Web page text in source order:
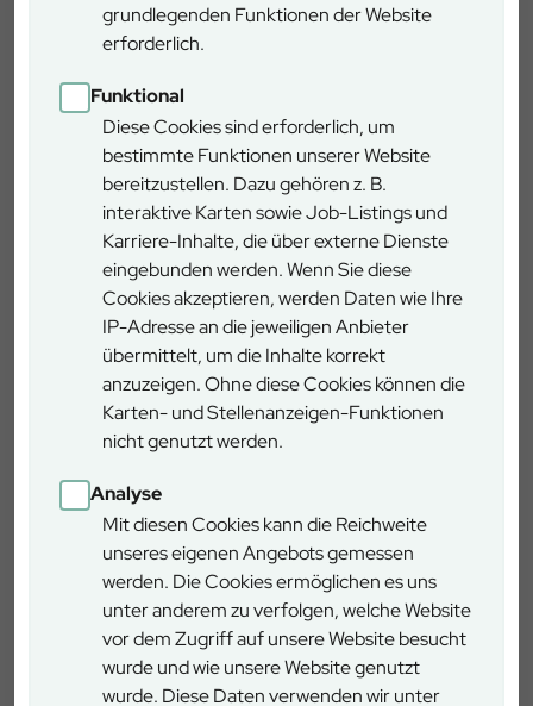
grundlegenden Funktionen der Website
erforderlich.
Funktional
Diese Cookies sind erforderlich, um
bestimmte Funktionen unserer Website
bereitzustellen. Dazu gehören z. B.
interaktive Karten sowie Job-Listings und
Karriere-Inhalte, die über externe Dienste
eingebunden werden. Wenn Sie diese
Cookies akzeptieren, werden Daten wie Ihre
IP-Adresse an die jeweiligen Anbieter
übermittelt, um die Inhalte korrekt
anzuzeigen. Ohne diese Cookies können die
Karten- und Stellenanzeigen-Funktionen
nicht genutzt werden.
Analyse
Mit diesen Cookies kann die Reichweite
unseres eigenen Angebots gemessen
werden. Die Cookies ermöglichen es uns
unter anderem zu verfolgen, welche Website
vor dem Zugriff auf unsere Website besucht
wurde und wie unsere Website genutzt
wurde. Diese Daten verwenden wir unter
Am Ende des zwischen zwei und drei Stunden dauernden
Steinbruch-Rundwanderweges kann man sich bei
fränkischer Brotzeit im traditionellen Gasthaus
Waldschmiede stärken.
Wegbeschreibung
Wanderparkplatz Hinteres Buchhaus in 95158
Kirchenlamitz
Gehzeit entlang der markierten Route mit dem
Steinmetzzunftzeichen 2-3 Stunden. Umrundung des
Epprechtsteingipfels 798 mNN in Uhrzeigerrichtung mit
geringer Höhendifferenz. Der Besuch der Ruine
Epprechtstein ist empfehlenswert: Ausblick auf
Fichtelgebirge, Frankenwald, Kaisergebirge (CZ).